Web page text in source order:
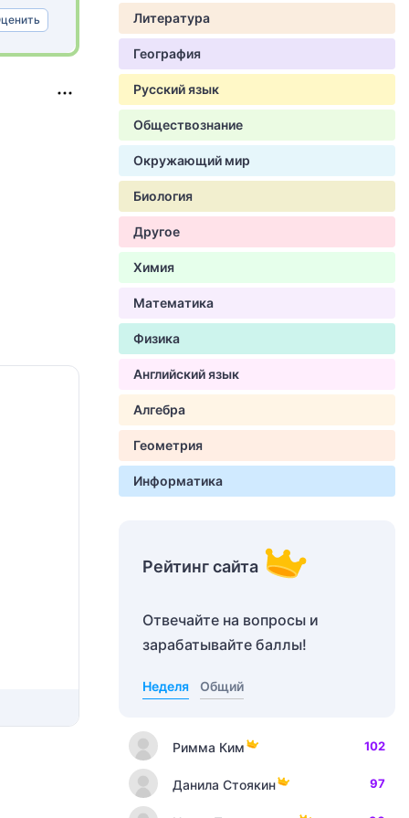
Литература
География
Русский язык
Обществознание
Окружающий мир
Биология
Другое
Химия
Математика
Физика
Английский язык
Алгебра
Геометрия
Информатика
Рейтинг сайта
Отвечайте на вопросы и
зарабатывайте баллы!
Неделя Общий
Римма Ким 102
Данила Стоякин 97